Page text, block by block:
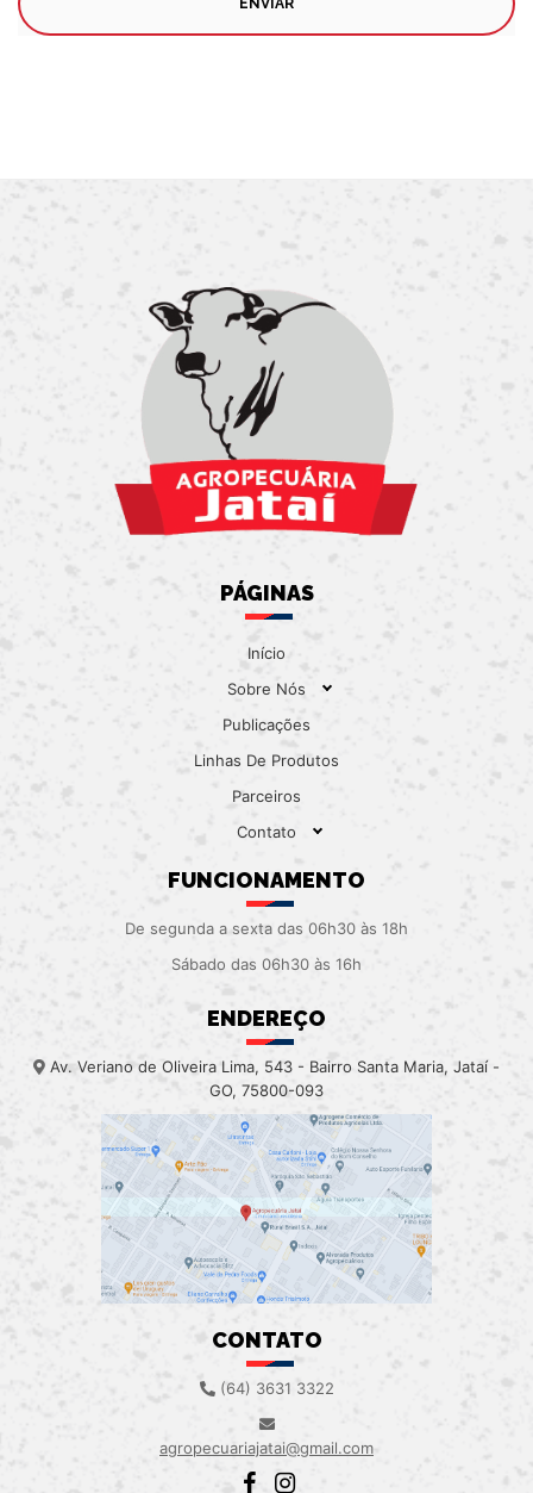
PÁGINAS
Início
Sobre Nós
Publicações
Linhas De Produtos
Parceiros
Contato
FUNCIONAMENTO
De segunda a sexta das 06h30 às 18h
Sábado das 06h30 às 16h
ENDEREÇO
Av. Veriano de Oliveira Lima, 543 - Bairro Santa Maria, Jataí -
GO, 75800-093
CONTATO
(64) 3631 3322
agropecuariajatai@gmail.com